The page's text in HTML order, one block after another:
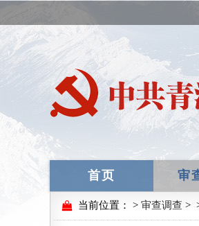
首页 审
当前位置： > 审查调查 >